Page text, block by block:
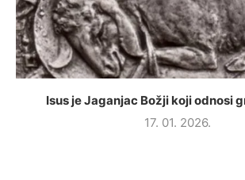
Isus je Jaganjac Božji koji odnosi
17. 01. 2026.